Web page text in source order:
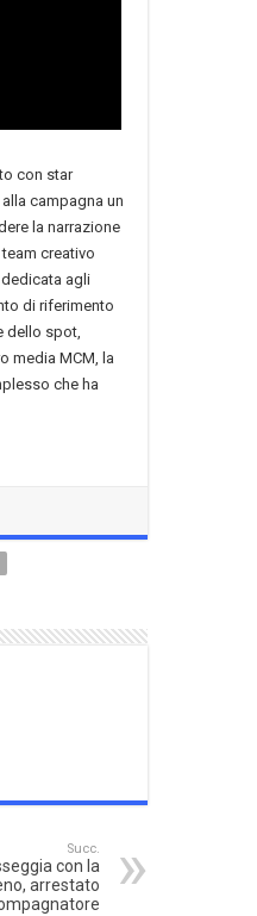
con star
campagna un
la narrazione
creativo
dedicata agli
di riferimento
dello spot,
media MCM, la
che ha
Succ.
con la
arrestato